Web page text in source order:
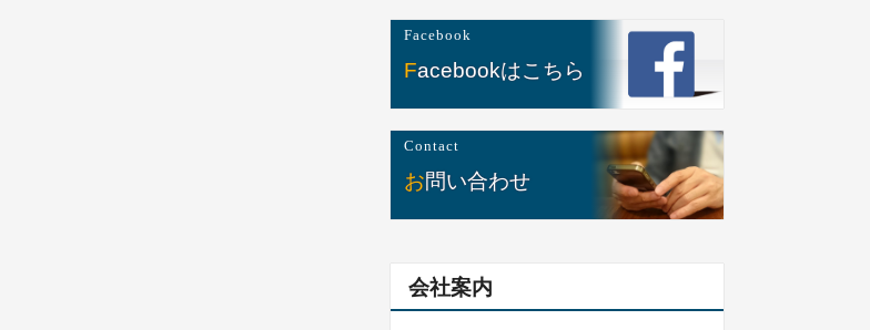
Facebook
Facebookはこちら
Contact
お問い合わせ
会社案内